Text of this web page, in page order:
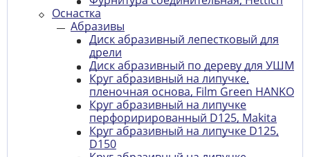
Оснастка
Абразивы
Диск абразивный лепестковый для
дрели
Диск абразивный по дереву для УШМ
Круг абразивный на липучке,
пленочная основа, Film Green HANKO
Круг абразивный на липучке
перфорирированный D125, Makita
Круг абразивный на липучке D125,
D150